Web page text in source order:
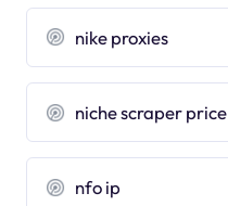
nike proxies
niche scraper price
nfo ip